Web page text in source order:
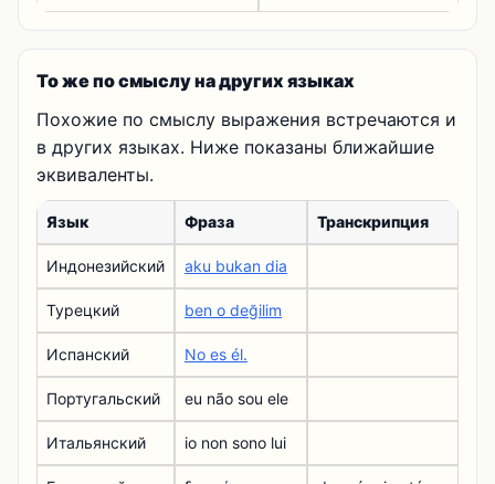
То же по смыслу на других языках
Похожие по смыслу выражения встречаются и
в других языках. Ниже показаны ближайшие
эквиваленты.
Язык Фраза Транскрипция
Индонезийский aku bukan dia
Турецкий ben o değilim
Испанский No es él.
Португальский eu não sou ele
Итальянский io non sono lui